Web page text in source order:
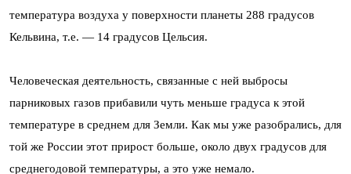
температура воздуха у поверхности планеты 288 градусов
Кельвина, т.е. — 14 градусов Цельсия.
Человеческая деятельность, связанные с ней выбросы
парниковых газов прибавили чуть меньше градуса к этой
температуре в среднем для Земли. Как мы уже разобрались, для
той же России этот прирост больше, около двух градусов для
среднегодовой температуры, а это уже немало.